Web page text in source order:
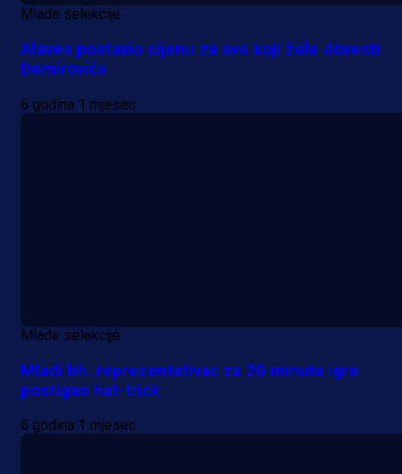
Mlade selekcije
Alaves postavio cijenu za sve koji žele dovesti
Demirovića
6 godina 1 mjesec
Mlade selekcije
Mladi bh. reprezentativac za 20 minuta igre
postigao hat-trick
6 godina 1 mjesec